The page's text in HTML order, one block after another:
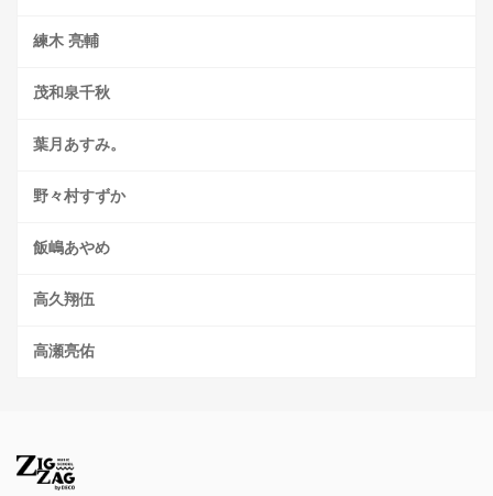
練木 亮輔
茂和泉千秋
葉月あすみ。
野々村すずか
飯嶋あやめ
高久翔伍
高瀬亮佑